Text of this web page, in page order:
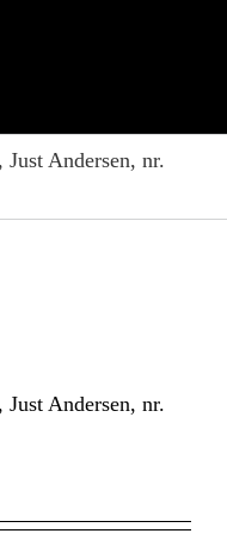
Andersen, nr.
Andersen, nr.